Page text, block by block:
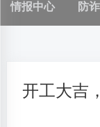
情报中心 防
开工大吉